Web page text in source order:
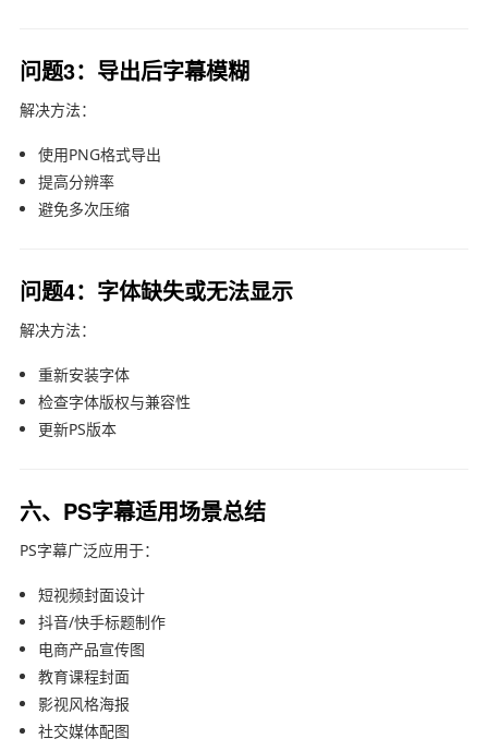
问题3：导出后字幕模糊
解决方法：
使用PNG格式导出
提高分辨率
避免多次压缩
问题4：字体缺失或无法显示
解决方法：
重新安装字体
检查字体版权与兼容性
更新PS版本
六、PS字幕适用场景总结
PS字幕广泛应用于：
短视频封面设计
抖音/快手标题制作
电商产品宣传图
教育课程封面
影视风格海报
社交媒体配图